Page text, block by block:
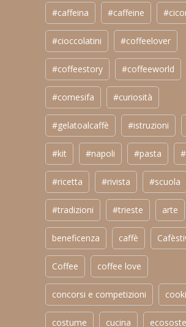
#caffeina #caffeine
#cioccolatini #coffeelover
#coffeestory #coffeeworld
#comesifa #curiosità
#gelatoalcaffè #istruzioni
#kit #napoli #pasta
#ricetta #rivista #scuola
#tradizioni #trieste arte
beneficenza caffè
Coffee coffee love
concorsi e competizioni
costume cucina